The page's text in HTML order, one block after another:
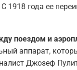
1918 года ее
поездом и
аппарат,
Джозеф